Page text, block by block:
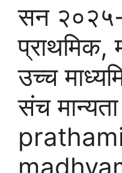
सन
प्राथमिक,
उच्च
संच